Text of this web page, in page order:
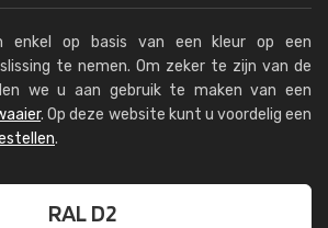
enkel op basis van een kleur op een
te nemen. Om zeker te zijn van de
we u aan gebruik te maken van een
. Op deze website kunt u voordelig een
.
RAL D2